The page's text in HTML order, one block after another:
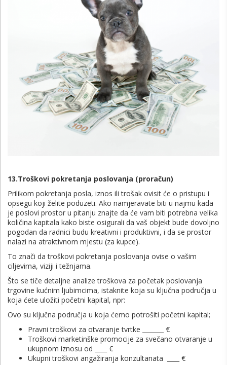
13.Troškovi pokretanja poslovanja (proračun)
Prilikom pokretanja posla, iznos ili trošak ovisit će o pristupu i
opsegu koji želite poduzeti. Ako namjeravate biti u najmu kada
je poslovi prostor u pitanju znajte da će vam biti potrebna velika
količina kapitala kako biste osigurali da vaš objekt bude dovoljno
pogodan da radnici budu kreativni i produktivni, i da se prostor
nalazi na atraktivnom mjestu (za kupce).
To znači da troškovi pokretanja poslovanja ovise o vašim
ciljevima, viziji i težnjama.
Što se tiče detaljne analize troškova za početak poslovanja
trgovine kućnim ljubimcima, istaknite koja su ključna područja u
koja ćete uložiti početni kapital, npr:
Ovo su ključna područja u koja ćemo potrošiti početni kapital;
Pravni troškovi za otvaranje tvrtke _______ €
Troškovi marketinške promocije za svečano otvaranje u
ukupnom iznosu od ____ €
Ukupni troškovi angažiranja konzultanata ____ €